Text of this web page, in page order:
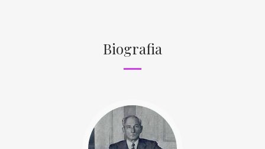
Biografia